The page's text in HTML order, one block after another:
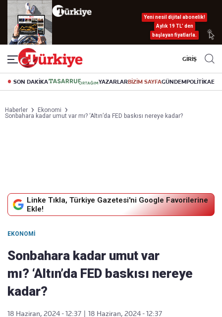
Yeni nesil dijital abonelik!
Aylık 19 TL’ den
başlayan fiyatlarla.
GİRİŞ
SON DAKİKA YAZARLARBİZİM SAYFAGÜNDEMPOLİTİKA
Haberler
Ekonomi
Sonbahara kadar umut var mı? ‘Altın’da FED baskısı nereye kadar?
Linke Tıkla, Türkiye Gazetesi'ni Google Favorilerine
Ekle!
EKONOMI
Sonbahara kadar umut var
mı? ‘Altın’da FED baskısı nereye
kadar?
18 Haziran, 2024 - 12:37
18 Haziran, 2024 - 12:37